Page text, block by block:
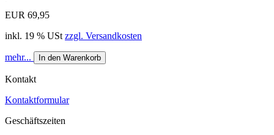
EUR 69,95
inkl. 19 % USt zzgl. Versandkosten
mehr... In den Warenkorb
Kontakt
Kontaktformular
Geschäftszeiten